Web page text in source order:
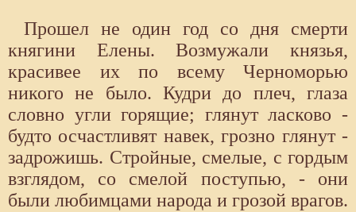
Прошел не один год со дня смерти
княгини Елены. Возмужали князья,
красивее их по всему Черноморью
никого не было. Кудри до плеч, глаза
словно угли горящие; глянут ласково -
будто осчастливят навек, грозно глянут -
задрожишь. Стройные, смелые, с гордым
взглядом, со смелой поступью, - они
были любимцами народа и грозой врагов.